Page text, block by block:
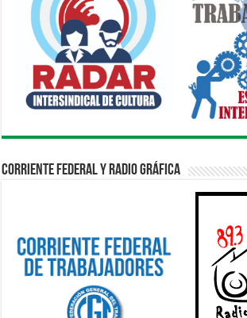
Corriente Federal y Radio Gráfica